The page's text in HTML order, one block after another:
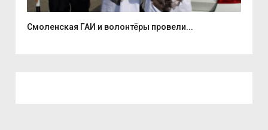
Смоленская ГАИ и волонтёры провели...